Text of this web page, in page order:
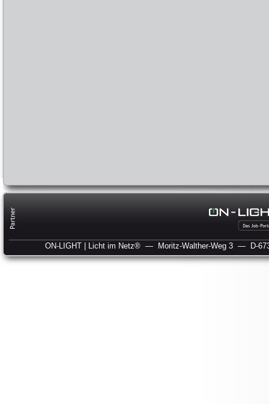
ON-LIGHT | Licht im Netz® — Moritz-Walther-Weg 3 — D-